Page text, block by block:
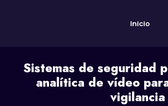
Inicio
Sistemas de seguridad
analítica de vídeo